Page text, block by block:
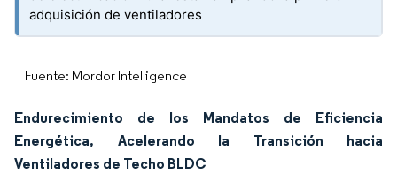
adquisición de ventiladores
Fuente: Mordor Intelligence
Endurecimiento de los Mandatos de Eficiencia
Energética, Acelerando la Transición hacia
Ventiladores de Techo BLDC